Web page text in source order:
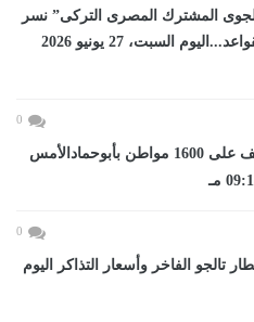
الجوى المشترك المصرى التركى” نسر
الأناضول 2026” بإحدي القواعد...اليوم السبت، 27 يونيو 2026
0
صحة الشرقية توقع الكشف على 1600 مواطن بأبوحمادالأمس
0
تالجو الفاخر وأسعار التذاكر اليوم